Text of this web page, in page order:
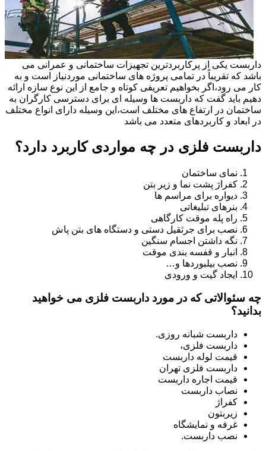
داربست یکی از پرکاربردترین تجهیزات ساختمانی و عمرانی می
باشد که تقریباً در تمامی پروژه های ساختمانی موردنیاز است و به
کار می رود،اگر بخواهیم تعریفی کوتاه و جامع از این نوع سازه ارائه
دهیم باید گفت که داربست ها وسیله ای برای دسترسی کارگران به
ساختمان در ارتفاع های مختلف است،این وسیله دارای انواع مختلف
در ابعاد و کاربردهای متعدد می باشد
داربست فلزی در چه مواردی کاربرد دارد؟
نمای ساختمان
کفراژ پشت نما و زیر بتن
دیواره برای مراسم ها
بنرهای تبلیغاتی
راه پله موقت کارگاهی
نصب برای جرثقیل دستی و دستگاه های بتن پاش
نگه داشتن اجسام سنگین
انبار و قفسه بندی موقت
نصب بیلبوردها و…
ایجاد گیت و ورودی
چه سئوالاتی که در مورد داربست فلزی می خواهید
بدانید؟
داربست شبانه روزی.
داربست فلزی،
قیمت لوله داربست
داربست فلزی تهران
قیمت اجاره داربست
نصاب داربست
کفراژ
زیربتون
غرفه و نمایشگاه
نصب داربست.